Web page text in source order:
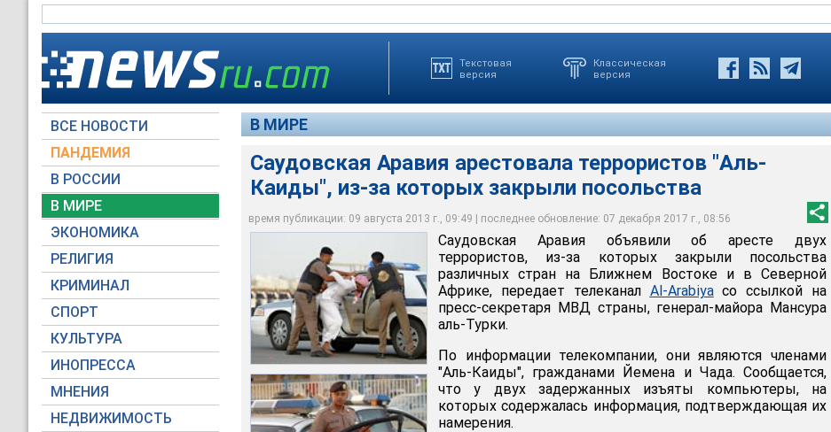
Текстовая
версия
Классическая
версия
ВСЕ НОВОСТИ
ПАНДЕМИЯ
В РОССИИ
В МИРЕ
ЭКОНОМИКА
РЕЛИГИЯ
КРИМИНАЛ
СПОРТ
КУЛЬТУРА
ИНОПРЕССА
МНЕНИЯ
НЕДВИЖИМОСТЬ
В МИРЕ
Саудовская Аравия арестовала террористов "Аль-
Каиды", из-за которых закрыли посольства
время публикации: 09 августа 2013 г., 09:49 | последнее обновление: 07 декабря 2017 г., 08:56
Саудовская Аравия объявили об аресте двух террористов, из-за которых закрыли
посольства различных стран на Ближнем Востоке и в Северной Африке
Reuters
По информации телекомпании, они являются членами "Аль-Каиды", гражданами
Йемена и Чада. Сообщается, что у двух задержанных изъяты компьютеры, на
которых содержалась информация, подтверждающая их намерения
Reuters
Задержанных подозревают в подготовке нападения террориста-смертника. По
данным следствия, задержанные вели переговоры о теракте с иностранными
террористическими группировками, используя для этого социальные сети
Reuters
Саудовская Аравия объявили об аресте двух
террористов, из-за которых закрыли посольства
различных стран на Ближнем Востоке и в Северной
Африке, передает телеканал Al-Arabiyaсо ссылкой на
пресс-секретаря МВД страны, генерал-майора Мансура
аль-Турки.
По информации телекомпании, они являются членами
"Аль-Каиды", гражданами Йемена и Чада. Сообщается,
что у двух задержанных изъяты компьютеры, на
которых содержалась информация, подтверждающая их
намерения.